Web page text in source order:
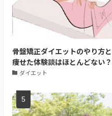
骨盤矯正ダイエットのやり方
痩せた体験談はほとんどない？
ダイエット